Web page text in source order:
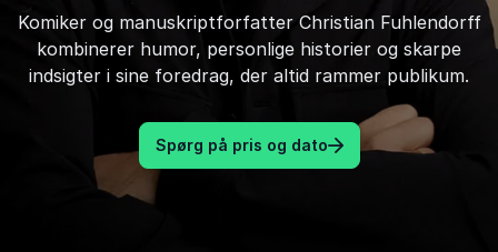
Komiker og manuskriptforfatter Christian Fuhlendorff
kombinerer humor, personlige historier og skarpe
indsigter i sine foredrag, der altid rammer publikum.
Spørg på pris og dato